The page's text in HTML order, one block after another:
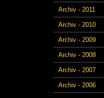
Archiv - 2011
Archiv - 2010
Archiv - 2009
Archiv - 2008
Archiv - 2007
Archiv - 2006